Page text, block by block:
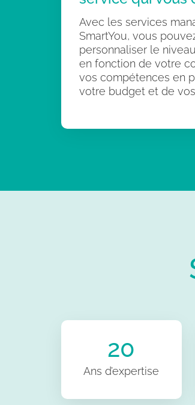
Avec les services
SmartYou, vous
personnaliser le
en fonction de votre
vos compétences en
votre budget et de
20
Ans d’expertise